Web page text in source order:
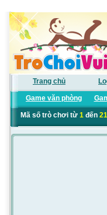
Trang chủ
Game văn phòng
Mã số trò chơi từ 1đến